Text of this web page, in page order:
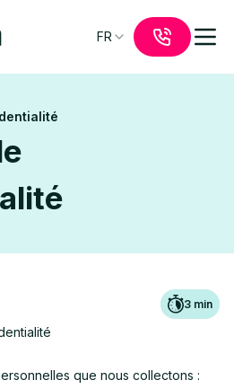
FR
3 min
que nous collectons :